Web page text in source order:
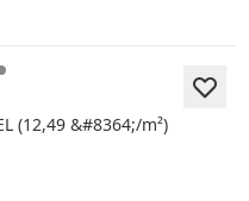
(12,49 &#8364;/m²)